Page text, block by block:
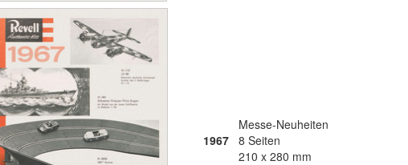
1967
Messe-Neuheiten
8 Seiten
210 x 280 mm